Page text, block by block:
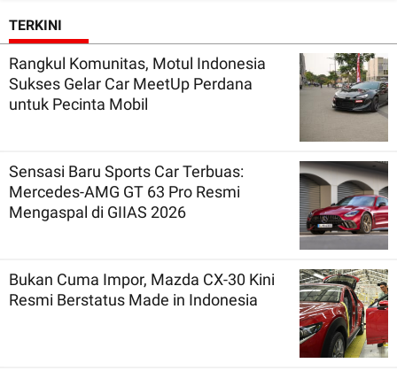
TERKINI
Rangkul Komunitas, Motul Indonesia
Sukses Gelar Car MeetUp Perdana
untuk Pecinta Mobil
Sensasi Baru Sports Car Terbuas:
Mercedes-AMG GT 63 Pro Resmi
Mengaspal di GIIAS 2026
Bukan Cuma Impor, Mazda CX-30 Kini
Resmi Berstatus Made in Indonesia